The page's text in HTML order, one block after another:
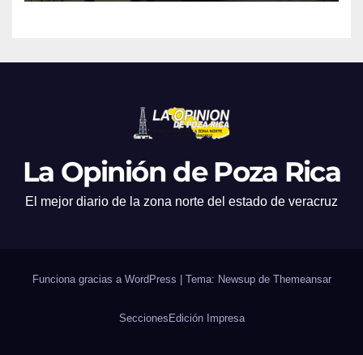
La Opinión de Poza Rica
El mejor diario de la zona norte del estado de veracruz
Funciona gracias a WordPress Tema: Newsup de Themeansar
Secciones Edición Impresa